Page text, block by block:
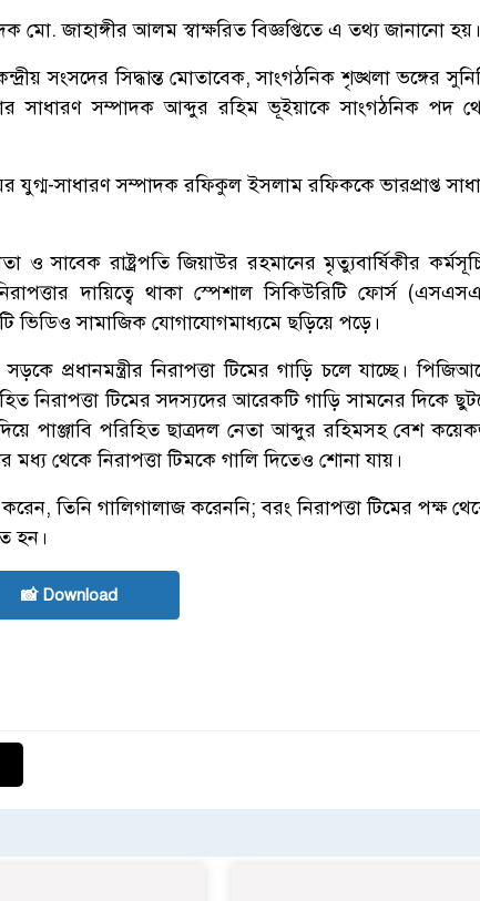
মো. জাহাঙ্গীর আলম স্বাক্ষরিত বিজ্ঞপ্তিতে এ তথ্য জানানো হয়।
সংসদের সিদ্ধান্ত মোতাবেক, সাংগঠনিক শৃঙ্খলা ভঙ্গের
সাধারণ সম্পাদক আব্দুর রহিম ভূইয়াকে সাংগঠনিক পদ
সাধারণ সম্পাদক রফিকুল ইসলাম রফিককে ভারপ্রাপ্ত
ও সাবেক রাষ্ট্রপতি জিয়াউর রহমানের মৃত্যুবার্ষিকীর
দায়িত্বে থাকা স্পেশাল সিকিউরিটি ফোর্স
ভিডিও সামাজিক যোগাযোগমাধ্যমে ছড়িয়ে পড়ে।
প্রধানমন্ত্রীর নিরাপত্তা টিমের গাড়ি চলে যাচ্ছে।
নিরাপত্তা টিমের সদস্যদের আরেকটি গাড়ি সামনের দিকে
পাঞ্জাবি পরিহিত ছাত্রদল নেতা আব্দুর রহিমসহ বেশ
থেকে নিরাপত্তা টিমকে গালি দিতেও শোনা যায়।
তিনি গালিগালাজ করেননি; বরং নিরাপত্তা টিমের পক্ষ
হন।
📸 Download